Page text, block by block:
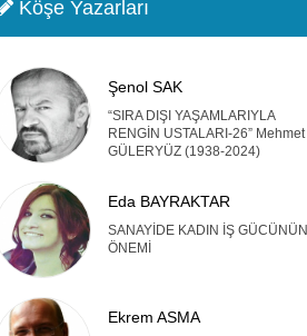
Köşe Yazarları
Şenol SAK
“SIRA DIŞI YAŞAMLARIYLA
RENGİN USTALARI-26” Mehmet
GÜLERYÜZ (1938-2024)
Eda BAYRAKTAR
SANAYİDE KADIN İŞ GÜCÜNÜN
ÖNEMİ
Ekrem ASMA